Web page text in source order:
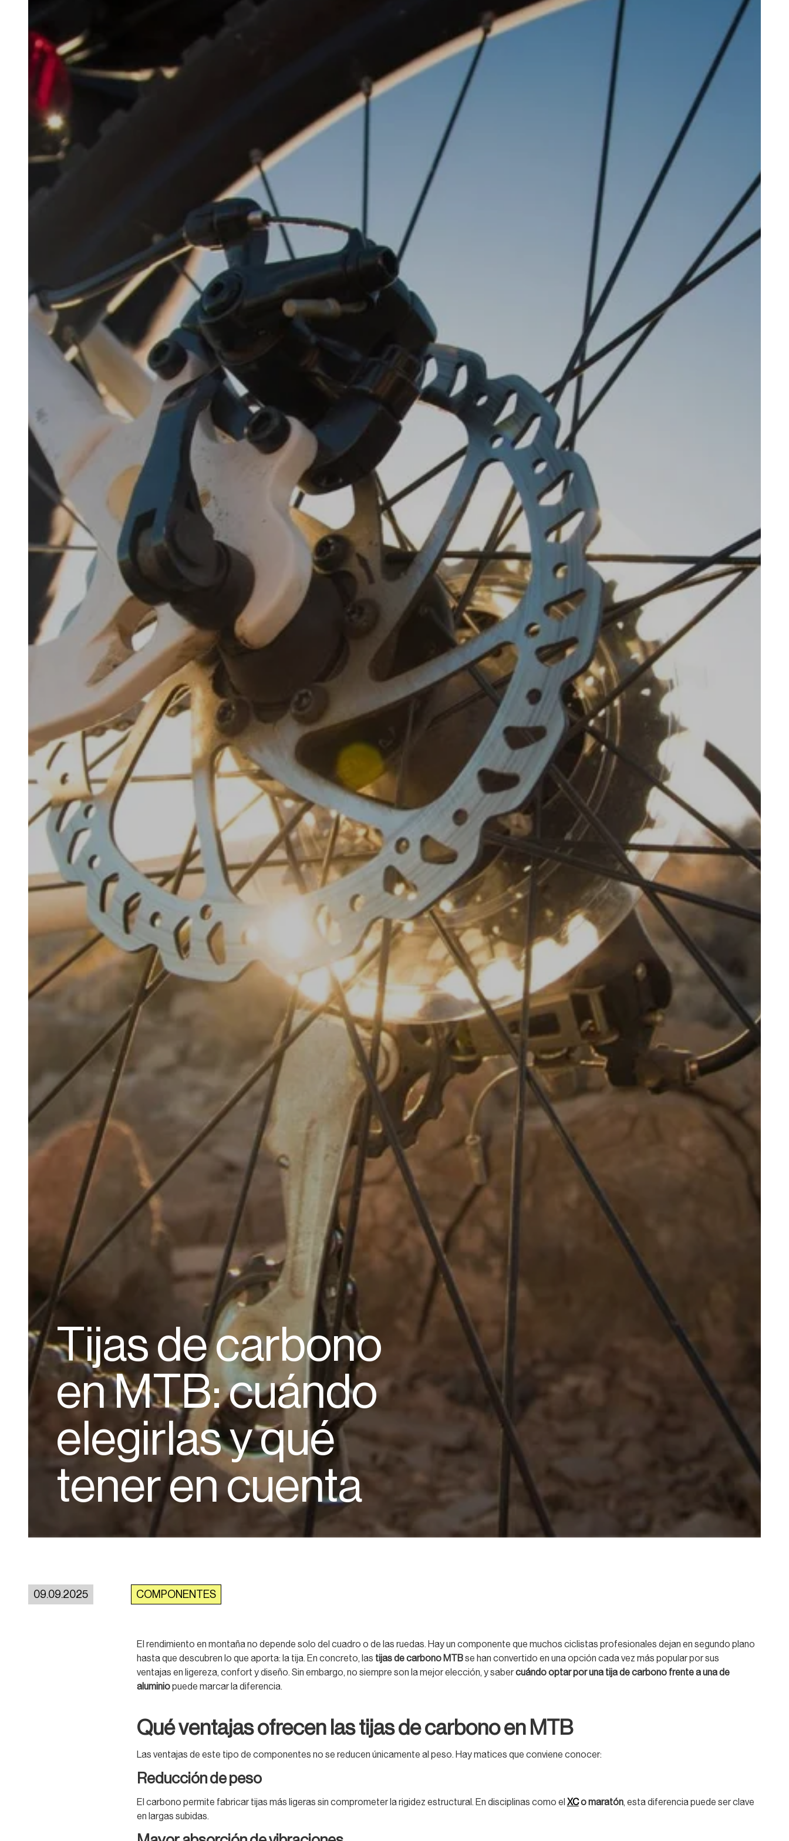
Tijas de carbono
en MTB: cuándo
elegirlas y qué
tener en cuenta
09.09.2025 COMPONENTES
El rendimiento en montaña no depende solo del cuadro o de las ruedas. Hay un componente que muchos ciclistas profesionales dejan en segundo plano
hasta que descubren lo que aporta: la tija. En concreto, las tijas de carbono MTBse han convertido en una opción cada vez más popular por sus
ventajas en ligereza, confort y diseño. Sin embargo, no siempre son la mejor elección, y sabercuándo optar por una tija de carbono frente a una de
aluminiopuede marcar la diferencia.
Qué ventajas ofrecen las tijas de carbono en MTB
Las ventajas de este tipo de componentes no se reducen únicamente al peso. Hay matices que conviene conocer:
Reducción de peso
El carbono permite fabricar tijas más ligeras sin comprometer la rigidez estructural. En disciplinas como el XCo maratón, esta diferencia puede ser clave
en largas subidas.